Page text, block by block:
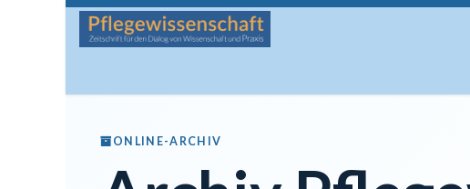
Zum Inhalt springen
ONLINE-ARCHIV